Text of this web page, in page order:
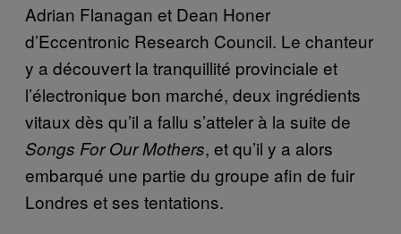
Adrian Flanagan et Dean Honer
d’Eccentronic Research Council. Le chanteur
y a découvert la tranquillité provinciale et
l’électronique bon marché, deux ingrédients
vitaux dès qu’il a fallu s’atteler à la suite de
Songs For Our Mothers, et qu’il y a alors
embarqué une partie du groupe afin de fuir
Londres et ses tentations.